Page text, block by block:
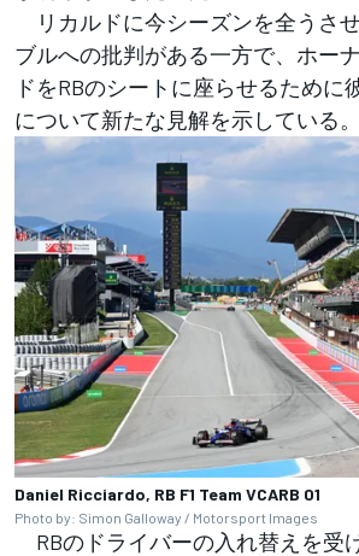
リカルドに今シーズンを全うさ
ブルへの批判がある一方で、ホー
ドをRBのシートに座らせるために
について新たな見解を示している。
Daniel Ricciardo, RB F1 Team VCARB 01
Photo by: Simon Galloway / Motorsport Images
RBのドライバーの入れ替えを受け